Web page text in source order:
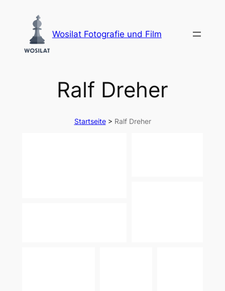
springen
Wosilat Fotografie und Film
Ralf Dreher
Startseite> Ralf Dreher